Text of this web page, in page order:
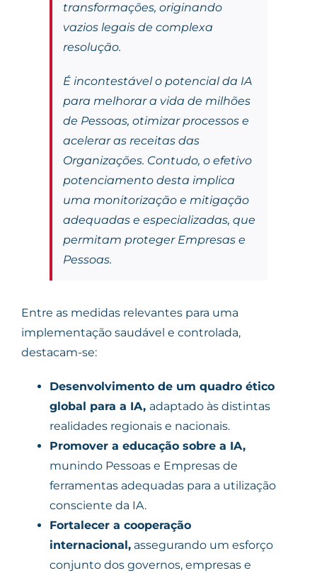
transformações, originando
vazios legais de complexa
resolução.
É incontestável o potencial da IA
para melhorar a vida de milhões
de Pessoas, otimizar processos e
acelerar as receitas das
Organizações. Contudo, o efetivo
potenciamento desta implica
uma monitorização e mitigação
adequadas e especializadas, que
permitam proteger Empresas e
Pessoas.
Entre as medidas relevantes para uma
implementação saudável e controlada,
destacam-se:
Desenvolvimento de um quadro ético
global para a IA, adaptado às distintas
realidades regionais e nacionais.
Promover a educação sobre a IA,
munindo Pessoas e Empresas de
ferramentas adequadas para a utilização
consciente da IA.
Fortalecer a cooperação
internacional,assegurando um esforço
conjunto dos governos, empresas e